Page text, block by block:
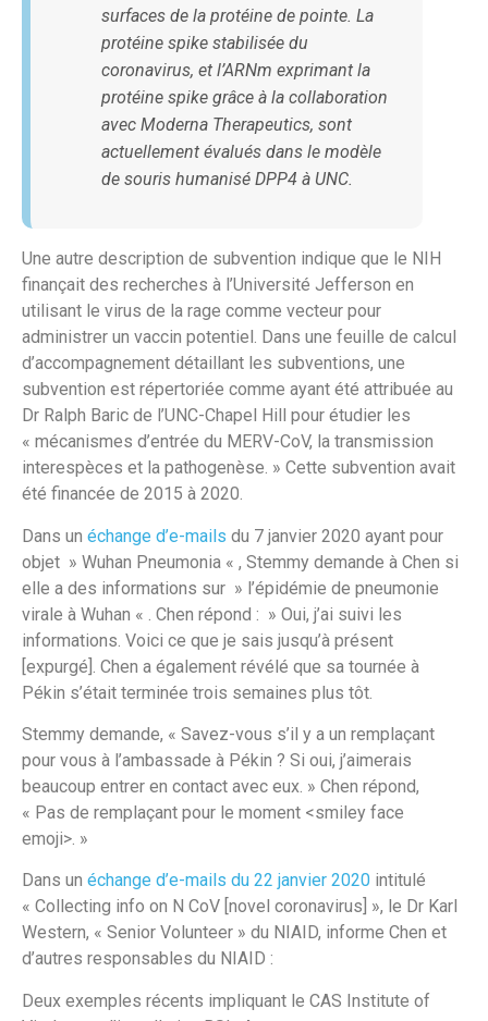
surfaces de la protéine de pointe. La
protéine spike stabilisée du
coronavirus, et l’ARNm exprimant la
protéine spike grâce à la collaboration
avec Moderna Therapeutics, sont
actuellement évalués dans le modèle
de souris humanisé DPP4 à UNC.
Une autre description de subvention indique que le NIH
finançait des recherches à l’Université Jefferson en
utilisant le virus de la rage comme vecteur pour
administrer un vaccin potentiel. Dans une feuille de calcul
d’accompagnement détaillant les subventions, une
subvention est répertoriée comme ayant été attribuée au
Dr Ralph Baric de l’UNC-Chapel Hill pour étudier les
« mécanismes d’entrée du MERV-CoV, la transmission
interespèces et la pathogenèse. » Cette subvention avait
été financée de 2015 à 2020.
Dans un échange d’e-mails du 7 janvier 2020 ayant pour
objet » Wuhan Pneumonia « , Stemmy demande à Chen si
elle a des informations sur » l’épidémie de pneumonie
virale à Wuhan « . Chen répond : » Oui, j’ai suivi les
informations. Voici ce que je sais jusqu’à présent
[expurgé]. Chen a également révélé que sa tournée à
Pékin s’était terminée trois semaines plus tôt.
Stemmy demande, « Savez-vous s’il y a un remplaçant
pour vous à l’ambassade à Pékin ? Si oui, j’aimerais
beaucoup entrer en contact avec eux. » Chen répond,
« Pas de remplaçant pour le moment <smiley face
emoji>. »
Dans un échange d’e-mails du 22 janvier 2020 intitulé
« Collecting info on N CoV [novel coronavirus] », le Dr Karl
Western, « Senior Volunteer » du NIAID, informe Chen et
d’autres responsables du NIAID :
Deux exemples récents impliquant le CAS Institute of